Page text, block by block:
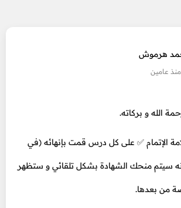
هرموش
منذ عامين
الله و بركاته.
الإتمام ✅ على كل درس قمت بإنهائه (في
سيتم منحك الشهادة بشكل تلقائي و ستظهر
من بعدها.